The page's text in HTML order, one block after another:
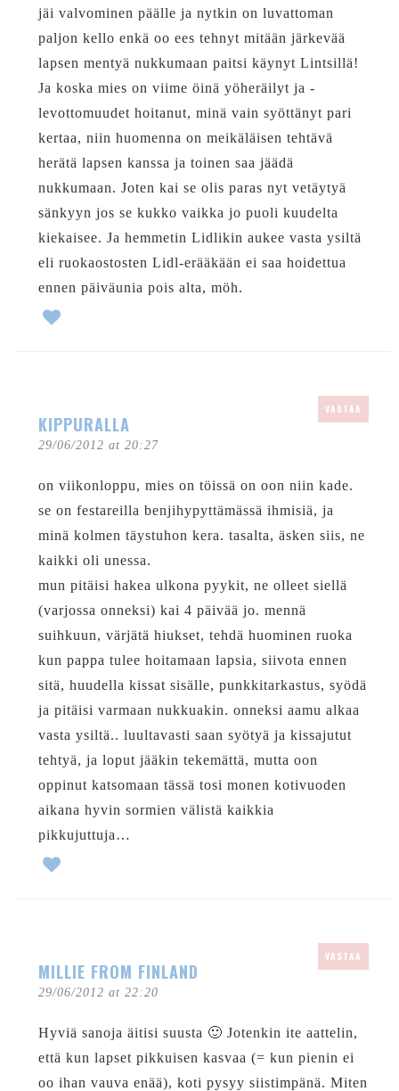
jäi valvominen päälle ja nytkin on luvattoman
paljon kello enkä oo ees tehnyt mitään järkevää
lapsen mentyä nukkumaan paitsi käynyt Lintsillä!
Ja koska mies on viime öinä yöheräilyt ja -
levottomuudet hoitanut, minä vain syöttänyt pari
kertaa, niin huomenna on meikäläisen tehtävä
herätä lapsen kanssa ja toinen saa jäädä
nukkumaan. Joten kai se olis paras nyt vetäytyä
sänkyyn jos se kukko vaikka jo puoli kuudelta
kiekaisee. Ja hemmetin Lidlikin aukee vasta ysiltä
eli ruokaostosten Lidl-erääkään ei saa hoidettua
ennen päiväunia pois alta, möh.
KIPPURALLA
29/06/2012 at 20:27
VASTAA
on viikonloppu, mies on töissä on oon niin kade.
se on festareilla benjihypyttämässä ihmisiä, ja
minä kolmen täystuhon kera. tasalta, äsken siis, ne
kaikki oli unessa.
mun pitäisi hakea ulkona pyykit, ne olleet siellä
(varjossa onneksi) kai 4 päivää jo. mennä
suihkuun, värjätä hiukset, tehdä huominen ruoka
kun pappa tulee hoitamaan lapsia, siivota ennen
sitä, huudella kissat sisälle, punkkitarkastus, syödä
ja pitäisi varmaan nukkuakin. onneksi aamu alkaa
vasta ysiltä.. luultavasti saan syötyä ja kissajutut
tehtyä, ja loput jääkin tekemättä, mutta oon
oppinut katsomaan tässä tosi monen kotivuoden
aikana hyvin sormien välistä kaikkia
pikkujuttuja…
MILLIE FROM FINLAND
29/06/2012 at 22:20
VASTAA
Hyviä sanoja äitisi suusta 🙂 Jotenkin ite aattelin,
että kun lapset pikkuisen kasvaa (= kun pienin ei
oo ihan vauva enää), koti pysyy siistimpänä. Miten